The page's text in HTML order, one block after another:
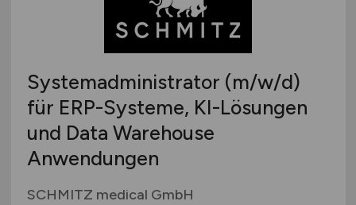
Systemadministrator (m/w/d)
für ERP-Systeme, KI-Lösungen
und Data Warehouse
Anwendungen
SCHMITZ medical GmbH